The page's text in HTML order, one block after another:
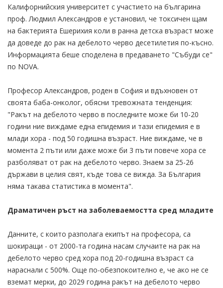
Калифорнийския университет с участието на българина
проф. Людмил Александров е установил, че токсичен щам
на бактерията Ешерихия коли в ранна детска възраст може
да доведе до рак на дебелото черво десетилетия по-късно.
Информацията беше споделена в предаването "Събуди се"
по NOVA.
Професор Александров, роден в София и вдъхновен от
своята баба-онколог, обясни тревожната тенденция:
"Ракът на дебелото черво в последните може би 10-20
години ние виждаме една епидемия и тази епидемия е в
млади хора - под 50 годишна възраст. Ние виждаме, че в
момента 2 пъти или даже може би 3 пъти повече хора се
разболяват от рак на дебелото черво. Знаем за 25-26
държави в целия свят, къде това се вижда. За България
няма такава статистика в момента".
Драматичен ръст на заболеваемостта сред младите
Данните, с които разполага екипът на професора, са
шокиращи - от 2000-та година насам случаите на рак на
дебелото черво сред хора под 20-годишна възраст са
нараснали с 500%. Още по-обезпокоително е, че ако не се
вземат мерки, до 2029 година ракът на дебелото черво